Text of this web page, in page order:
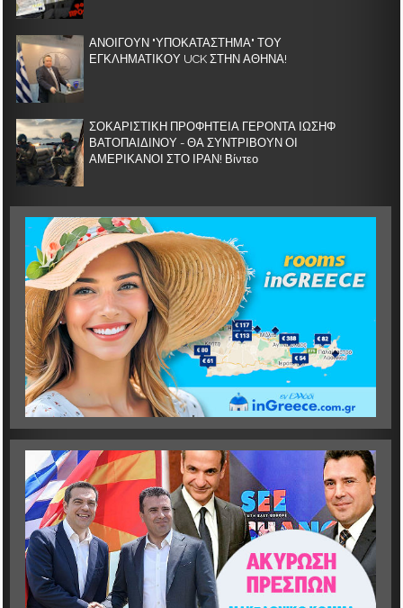
ΑΝΟΙΓΟΥΝ "ΥΠΟΚΑΤΑΣΤΗΜΑ" ΤΟΥ
ΕΓΚΛΗΜΑΤΙΚΟΥ UCK ΣΤΗΝ ΑΘΗΝΑ!
ΣΟΚΑΡΙΣΤΙΚΗ ΠΡΟΦΗΤΕΙΑ ΓΕΡΟΝΤΑ ΙΩΣΗΦ
ΒΑΤΟΠΑΙΔΙΝΟΥ - ΘΑ ΣΥΝΤΡΙΒΟΥΝ ΟΙ
ΑΜΕΡΙΚΑΝΟΙ ΣΤΟ ΙΡΑΝ! Βίντεο